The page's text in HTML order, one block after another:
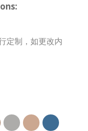
定制，如更改内